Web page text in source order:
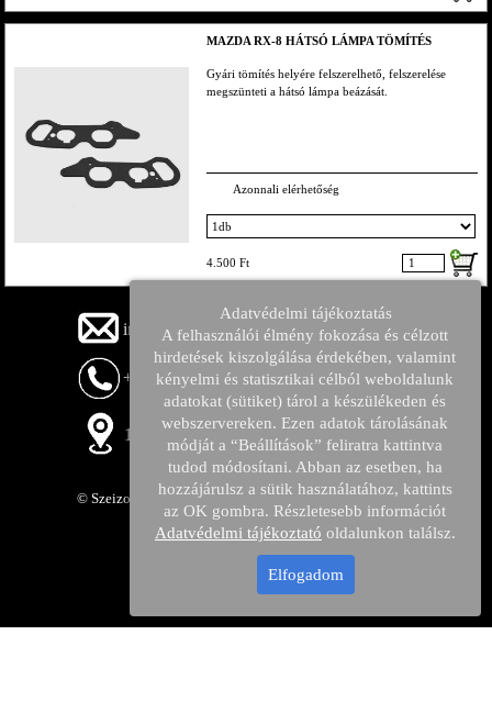
MAZDA RX-8 HÁTSÓ LÁMPA TÖMÍTÉS
Gyári tömítés helyére felszerelhető, felszerelése
megszünteti a hátsó lámpa beázását.
Azonnali elérhetőség
4.500 Ft
© Szeizon-Ker Kft. Minden jog fenntartava.
+36705807444
info@rotaryparts.hu
1104 Budapest Lavotta utca 9. (iroda)
Adatvédelmi tájékoztatás
A felhasználói élmény fokozása és célzott
hirdetések kiszolgálása érdekében, valamint
kényelmi és statisztikai célból weboldalunk
adatokat (sütiket) tárol a készülékeden és
webszervereken. Ezen adatok tárolásának
módját a “Beállítások” feliratra kattintva
tudod módosítani. Abban az esetben, ha
hozzájárulsz a sütik használatához, kattints
az OK gombra. Részletesebb információt
Adatvédelmi tájékoztató oldalunkon találsz.
Elfogadom